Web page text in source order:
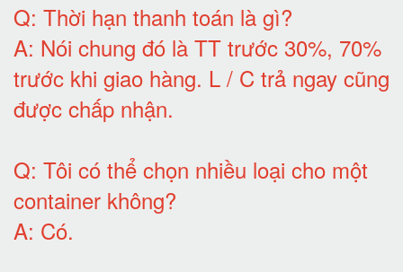
Q: Thời hạn thanh toán là gì?
A: Nói chung đó là TT trước 30%, 70%
trước khi giao hàng. L / C trả ngay cũng
được chấp nhận.
Q: Tôi có thể chọn nhiều loại cho một
container không?
A: Có.